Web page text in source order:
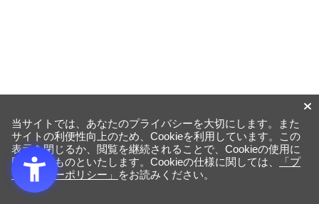
当サイトでは、あなたのプライバシーを大切にします。また
サイトの利便性向上のため、Cookieを利用しています。この
表示を閉じるか、閲覧を継続されることで、Cookieの使用に
同意するものといたします。Cookieの仕様に関しては、
「プ
ライバシーポリシー」
をお読みください。